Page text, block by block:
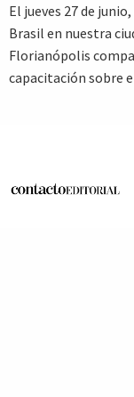
El jueves 27 de
Brasil en nuestra
Florianópolis
capacitación sobre